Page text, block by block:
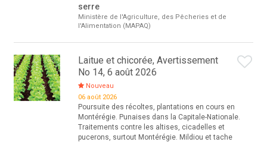
serre
Ministère de l'Agriculture, des Pêcheries et de
l'Alimentation (MAPAQ)
Laitue et chicorée, Avertissement
No 14, 6 août 2026
Nouveau
06 août 2026
Poursuite des récoltes, plantations en cours en
Montérégie. Punaises dans la Capitale-Nationale.
Traitements contre les altises, cicadelles et
pucerons, surtout Montérégie. Mildiou et tache